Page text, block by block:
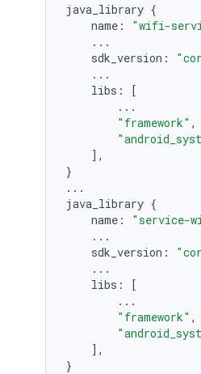
java_library {
name : "wifi-
...
sdk_version :
...
libs :
[
...
"framework" ,
],
}
...
java_library {
name : "service-
...
sdk_version :
...
libs :
[
...
"framework" ,
],
}